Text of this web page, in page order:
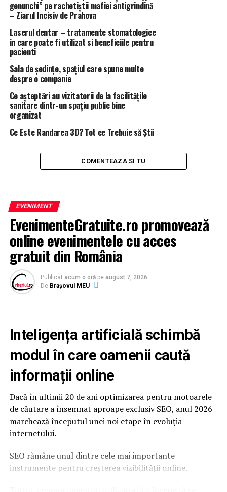
faţă de valul de informaţii care circulă pe Internet.
ARTICOLE PE ACEIASI TEMA: PRIMA
URMATORUL
Zodiile care se bucură de o schimbare favorabilă în viață
| BrasovulMeu
Vine un frig năprasnic! Anunț îngrijorător de la
meteorologi! Cum va fi vremea | BrasovulMeu
genunchi” pe rachetiștii mafiei antigrindină
– Ziarul Incisiv de Prahova
Laserul dentar – tratamente stomatologice
in care poate fi utilizat si beneficiile pentru
pacienti
Sala de ședințe, spațiul care spune multe
despre o companie
Ce așteptări au vizitatorii de la facilitățile
sanitare dintr-un spațiu public bine
organizat
Ce Este Randarea 3D? Tot ce Trebuie să Știi
COMENTEAZA SI TU
EVENIMENT
EvenimenteGratuite.ro promovează
online evenimentele cu acces
gratuit din România
Publicat acum o oră pe august 7, 2026
De Brașovul MEU
Inteligența artificială schimbă
modul în care oamenii caută
informații online
Dacă în ultimii 20 de ani optimizarea pentru motoarele
de căutare a însemnat aproape exclusiv SEO, anul 2026
marchează începutul unei noi etape în evoluția
internetului.
SEO rămâne unul dintre cele mai importante
instrumente pentru creșterea vizibilității online.